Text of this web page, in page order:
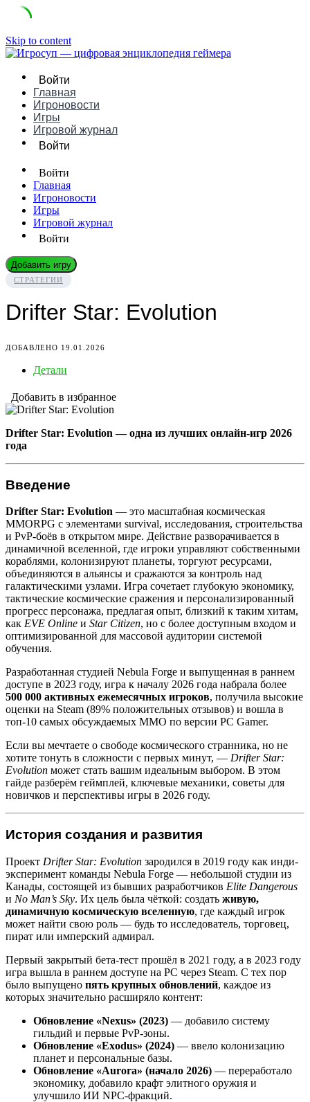
Skip to content
Войти
Главная
Игроновости
Игры
Игровой журнал
Войти
Войти
Главная
Игроновости
Игры
Игровой журнал
Войти
Добавить игру
СТРАТЕГИИ
Drifter Star: Evolution
ДОБАВЛЕНО 19.01.2026
Детали
Добавить в избранное
Drifter Star: Evolution — одна из лучших онлайн-игр 2026
года
Введение
Drifter Star: Evolution — это масштабная космическая
MMORPG с элементами survival, исследования, строительства
и PvP-боёв в открытом мире. Действие разворачивается в
динамичной вселенной, где игроки управляют собственными
кораблями, колонизируют планеты, торгуют ресурсами,
объединяются в альянсы и сражаются за контроль над
галактическими узлами. Игра сочетает глубокую экономику,
тактические космические сражения и персонализированный
прогресс персонажа, предлагая опыт, близкий к таким хитам,
как EVE Online и Star Citizen, но с более доступным входом и
оптимизированной для массовой аудитории системой
обучения.
Разработанная студией Nebula Forge и выпущенная в раннем
доступе в 2023 году, игра к началу 2026 года набрала более
500 000 активных ежемесячных игроков, получила высокие
оценки на Steam (89% положительных отзывов) и вошла в
топ-10 самых обсуждаемых MMO по версии PC Gamer.
Если вы мечтаете о свободе космического странника, но не
хотите тонуть в сложности с первых минут, — Drifter Star:
Evolution может стать вашим идеальным выбором. В этом
гайде разберём геймплей, ключевые механики, советы для
новичков и перспективы игры в 2026 году.
История создания и развития
Проект Drifter Star: Evolution зародился в 2019 году как инди-
эксперимент команды Nebula Forge — небольшой студии из
Канады, состоящей из бывших разработчиков Elite Dangerous
и No Man’s Sky. Их цель была чёткой: создать живую,
динамичную космическую вселенную, где каждый игрок
может найти свою роль — будь то исследователь, торговец,
пират или имперский адмирал.
Первый закрытый бета-тест прошёл в 2021 году, а в 2023 году
игра вышла в раннем доступе на PC через Steam. С тех пор
было выпущено пять крупных обновлений, каждое из
которых значительно расширяло контент:
Обновление «Nexus» (2023) — добавило систему
гильдий и первые PvP-зоны.
Обновление «Exodus» (2024) — ввело колонизацию
планет и персональные базы.
Обновление «Aurora» (начало 2026) — переработало
экономику, добавило крафт элитного оружия и
улучшило ИИ NPC-фракций.